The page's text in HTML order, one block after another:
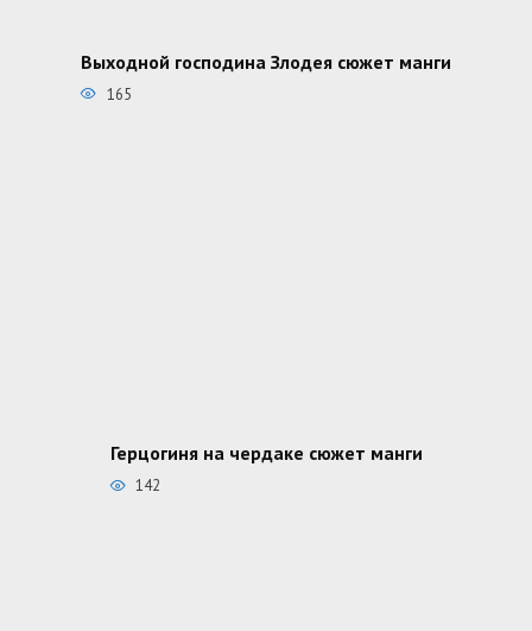
Выходной господина Злодея сюжет манги
165
Герцогиня на чердаке сюжет манги
142